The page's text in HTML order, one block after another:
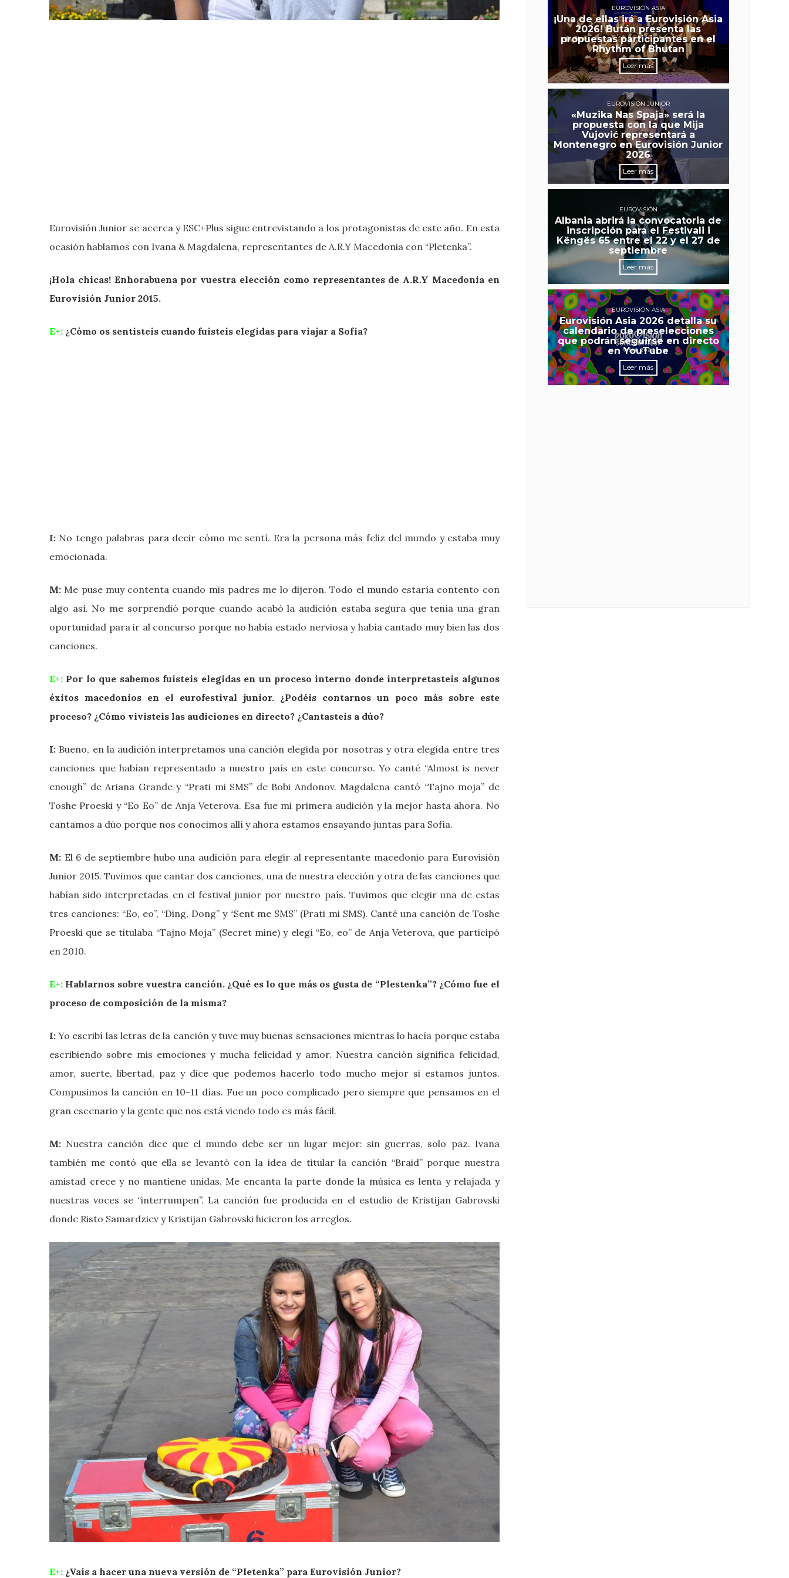
Eurovisión Junior se acerca y ESC+Plus sigue entrevistando a los protagonistas de este año. En esta
ocasión hablamos con Ivana & Magdalena, representantes de A.R.Y Macedonia con “Pletenka”.
¡Hola chicas! Enhorabuena por vuestra elección como representantes de A.R.Y Macedonia en
Eurovisión Junior 2015.
E+: ¿Cómo os sentisteis cuando fuisteis elegidas para viajar a Sofía?
I: No tengo palabras para decir cómo me sentí. Era la persona más feliz del mundo y estaba muy
emocionada.
M: Me puse muy contenta cuando mis padres me lo dijeron. Todo el mundo estaría contento con
algo así. No me sorprendió porque cuando acabó la audición estaba segura que tenía una gran
oportunidad para ir al concurso porque no había estado nerviosa y había cantado muy bien las dos
canciones.
E+: Por lo que sabemos fuisteis elegidas en un proceso interno donde interpretasteis algunos
éxitos macedonios en el eurofestival junior. ¿Podéis contarnos un poco más sobre este
proceso? ¿Cómo vivisteis las audiciones en directo? ¿Cantasteis a dúo?
I: Bueno, en la audición interpretamos una canción elegida por nosotras y otra elegida entre tres
canciones que habían representado a nuestro país en este concurso. Yo canté “Almost is never
enough” de Ariana Grande y “Prati mi SMS” de Bobi Andonov. Magdalena cantó “Tajno moja” de
Toshe Proeski y “Eo Eo” de Anja Veterova. Esa fue mi primera audición y la mejor hasta ahora. No
cantamos a dúo porque nos conocimos allí y ahora estamos ensayando juntas para Sofía.
M: El 6 de septiembre hubo una audición para elegir al representante macedonio para Eurovisión
Junior 2015. Tuvimos que cantar dos canciones, una de nuestra elección y otra de las canciones que
habían sido interpretadas en el festival junior por nuestro país. Tuvimos que elegir una de estas
tres canciones: “Eo, eo”, “Ding, Dong” y “Sent me SMS” (Prati mi SMS). Canté una canción de Toshe
Proeski que se titulaba “Tajno Moja” (Secret mine) y elegí “Eo, eo” de Anja Veterova, que participó
en 2010.
E+: Hablarnos sobre vuestra canción. ¿Qué es lo que más os gusta de “Plestenka”? ¿Cómo fue el
proceso de composición de la misma?
I: Yo escribí las letras de la canción y tuve muy buenas sensaciones mientras lo hacía porque estaba
escribiendo sobre mis emociones y mucha felicidad y amor. Nuestra canción significa felicidad,
amor, suerte, libertad, paz y dice que podemos hacerlo todo mucho mejor si estamos juntos.
Compusimos la canción en 10-11 días. Fue un poco complicado pero siempre que pensamos en el
gran escenario y la gente que nos está viendo todo es más fácil.
M: Nuestra canción dice que el mundo debe ser un lugar mejor: sin guerras, solo paz. Ivana
también me contó que ella se levantó con la idea de titular la canción “Braid” porque nuestra
amistad crece y no mantiene unidas. Me encanta la parte donde la música es lenta y relajada y
nuestras voces se “interrumpen”. La canción fue producida en el estudio de Kristijan Gabrovski
donde Risto Samardziev y Kristijan Gabrovski hicieron los arreglos.
E+: ¿Vais a hacer una nueva versión de “Pletenka” para Eurovisión Junior?
EUROVISIÓN ASIA
¡Una de ellas irá a Eurovisión Asia
2026! Bután presenta las
propuestas participantes en el
Rhythm of Bhutan
Leer más
EUROVISIÓN JUNIOR
«Muzika Nas Spaja» será la
propuesta con la que Mija
Vujović representará a
Montenegro en Eurovisión Junior
2026
Leer más
EUROVISIÓN
Albania abrirá la convocatoria de
inscripción para el Festivali i
Këngës 65 entre el 22 y el 27 de
septiembre
Leer más
EUROVISIÓN ASIA
Eurovisión Asia 2026 detalla su
calendario de preselecciones
que podrán seguirse en directo
en YouTube
Leer más